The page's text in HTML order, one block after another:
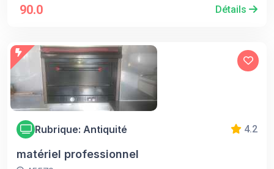
90.0 Détails
Rubrique: Antiquité 4.2
matériel professionnel